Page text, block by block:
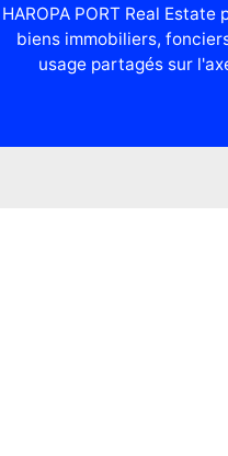
HAROPA PORT Real Estate
biens immobiliers,
usage partagés sur